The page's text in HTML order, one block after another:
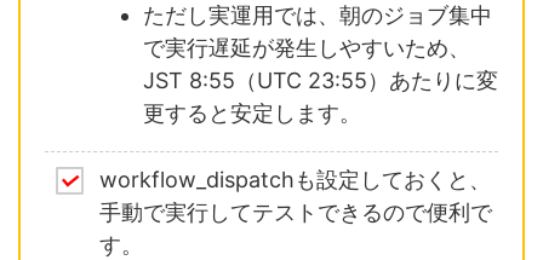
ただし実運用では、朝のジョブ集中
で実行遅延が発生しやすいため、
JST 8:55（UTC 23:55）あたりに変
更すると安定します。
workflow_dispatchも設定しておくと、
手動で実行してテストできるので便利で
す。